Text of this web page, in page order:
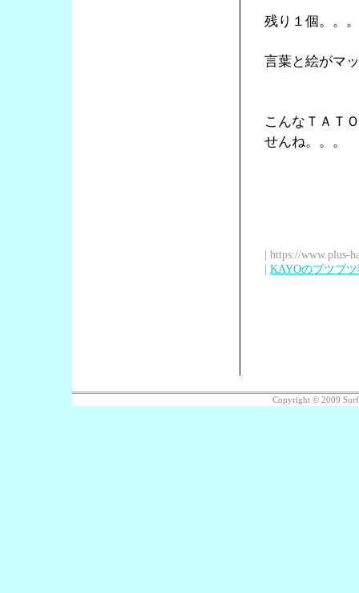
残り１個。。
言葉と絵がマ
こんなＴＡＴ
せんね。。。
| https://www.plus-
| KAYOのブツブ
Copyright © 2009